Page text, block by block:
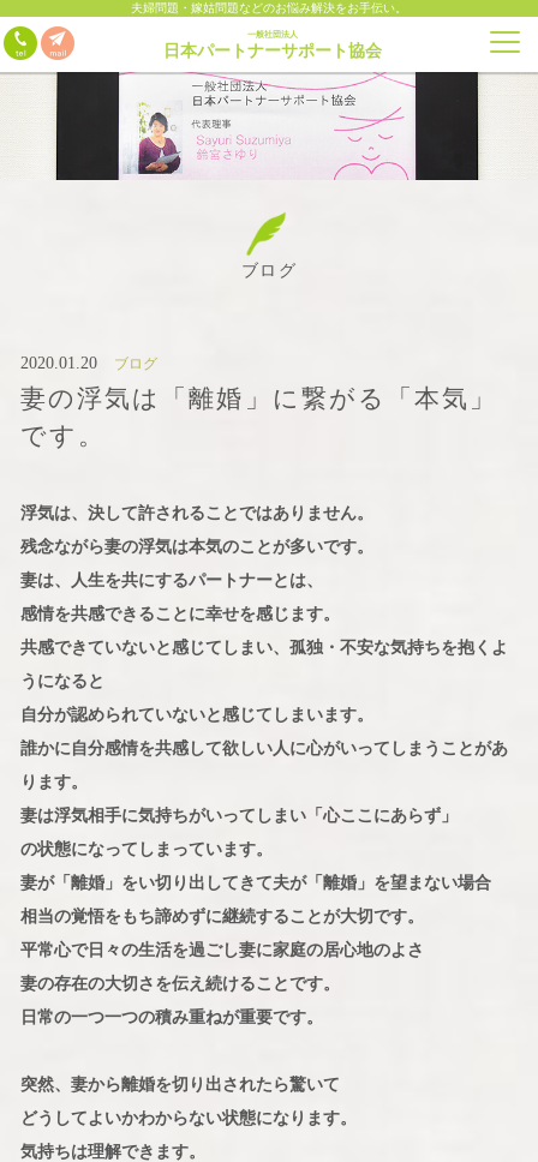
夫婦問題・嫁姑問題などのお悩み解決をお手伝い。
一般社団法人
日本パートナーサポート協会
ブログ
2020.01.20 ブログ
妻の浮気は「離婚」に繋がる「本気」
です。
浮気は、決して許されることではありません。
残念ながら妻の浮気は本気のことが多いです。
妻は、人生を共にするパートナーとは、
感情を共感できることに幸せを感じます。
共感できていないと感じてしまい、孤独・不安な気持ちを抱くよ
うになると
自分が認められていないと感じてしまいます。
誰かに自分感情を共感して欲しい人に心がいってしまうことがあ
ります。
妻は浮気相手に気持ちがいってしまい「心ここにあらず」
の状態になってしまっています。
妻が「離婚」をい切り出してきて夫が「離婚」を望まない場合
相当の覚悟をもち諦めずに継続することが大切です。
平常心で日々の生活を過ごし妻に家庭の居心地のよさ
妻の存在の大切さを伝え続けることです。
日常の一つ一つの積み重ねが重要です。
突然、妻から離婚を切り出されたら驚いて
どうしてよいかわからない状態になります。
気持ちは理解できます。